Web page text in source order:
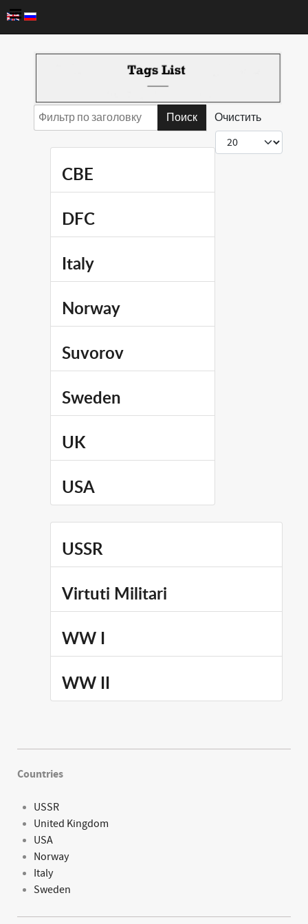
Фильтр по заголовку Поиск
Очистить
Кол-во строк:
CBE
DFC
Italy
Norway
Suvorov
Sweden
UK
USA
USSR
Virtuti Militari
WW I
WW II
Countries
USSR
United Kingdom
USA
Norway
Italy
Sweden